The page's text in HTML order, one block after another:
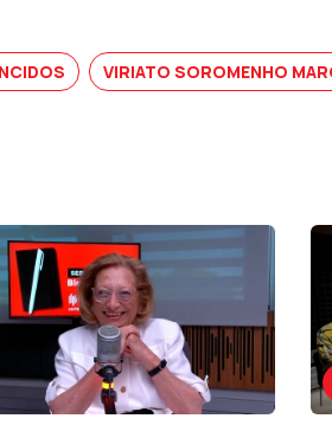
VIRIATO SOROMENHO